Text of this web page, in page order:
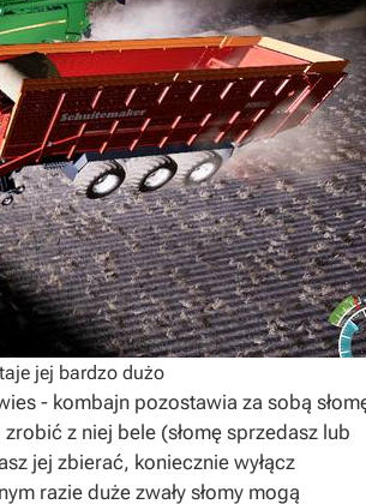
jej bardzo dużo
- kombajn pozostawia za sobą
z niej bele (słomę sprzedasz lub
jej zbierać, koniecznie wyłącz
razie duże zwały słomy mogą